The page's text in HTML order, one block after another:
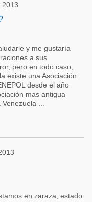
2013
y me gustaría
a sus
pero en todo caso,
existe una Asociación
desde el año
mas antigua
...
en zaraza, estado